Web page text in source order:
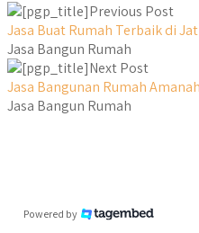
Previous Post
Jasa Buat Rumah Terbaik di
Jasa Bangun Rumah
Next Post
Jasa Bangunan Rumah
Jasa Bangun Rumah
Powered by